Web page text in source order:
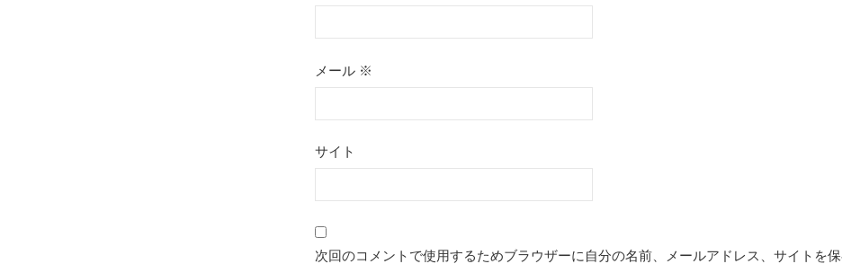
メール ※
サイト
次回のコメントで使用するためブラウザーに自分の名前、メールアドレス、サイトを